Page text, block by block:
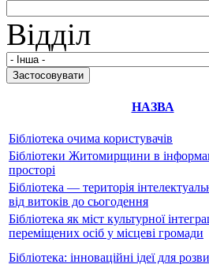
Відділ
НАЗВА
Бібліотека очима користувачів
Бібліотеки Житомирщини в
просторі
Бібліотека — територія
від витоків до сьогодення
Бібліотека як міст культурної
переміщених осіб у місцеві громади
Бібліотека: інноваційні ідеї для